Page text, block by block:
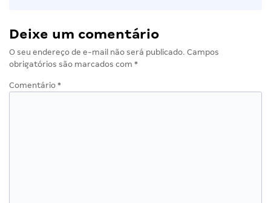
Deixe um comentário
O seu endereço de e-mail não será publicado. Campos
obrigatórios são marcados com *
Comentário *